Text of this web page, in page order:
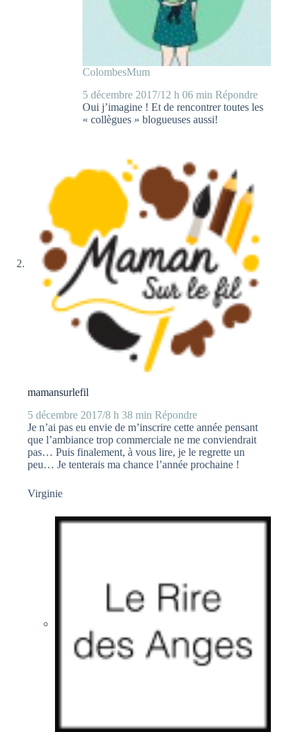
ColombesMum
5 décembre 2017/12 h 06 min Répondre
Oui j’imagine ! Et de rencontrer toutes les
« collègues » blogueuses aussi!
mamansurlefil
5 décembre 2017/8 h 38 min Répondre
Je n’ai pas eu envie de m’inscrire cette année pensant
que l’ambiance trop commerciale ne me conviendrait
pas… Puis finalement, à vous lire, je le regrette un
peu… Je tenterais ma chance l’année prochaine !
Virginie